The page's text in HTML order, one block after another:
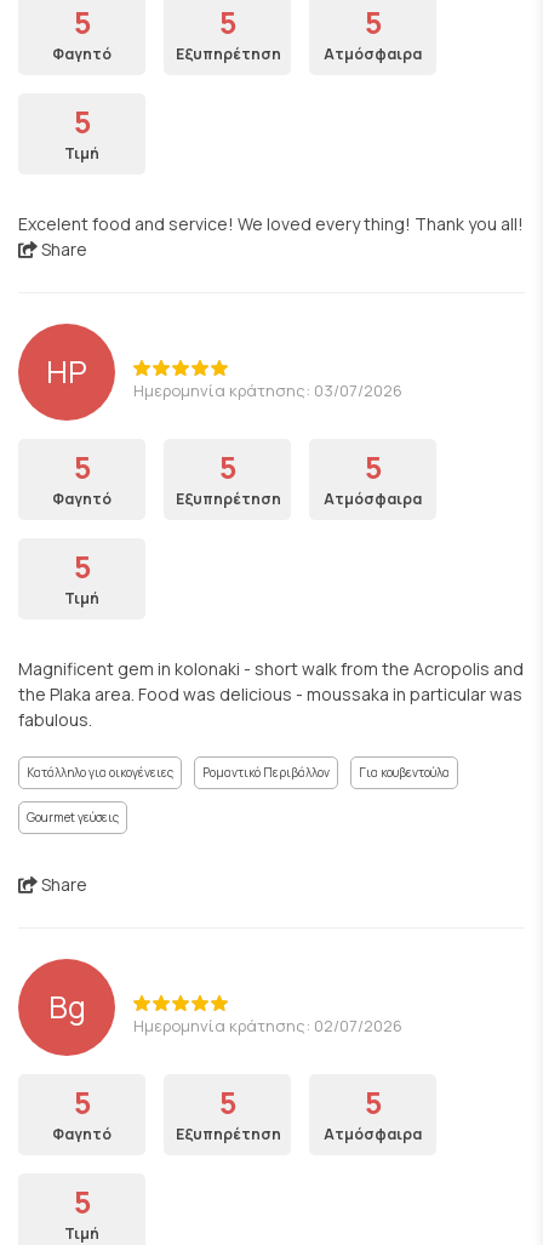
5
Φαγητό
5
Εξυπηρέτηση
5
Ατμόσφαιρα
5
Τιμή
Excelent food and service! We loved every thing! Thank you all!
Share
HP Ημερομηνία κράτησης: 03/07/2026
5
Φαγητό
5
Εξυπηρέτηση
5
Ατμόσφαιρα
5
Τιμή
Magnificent gem in kolonaki - short walk from the Acropolis and
the Plaka area. Food was delicious - moussaka in particular was
fabulous.
Κατάλληλο για οικογένειες Ρομαντικό Περιβάλλον Για κουβεντούλα
Gourmet γεύσεις
Share
Bg Ημερομηνία κράτησης: 02/07/2026
5
Φαγητό
5
Εξυπηρέτηση
5
Ατμόσφαιρα
5
Τιμή